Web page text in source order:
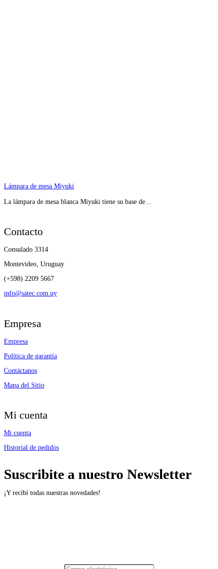
Lámpara de mesa Miyuki
La lámpara de mesa blanca Miyuki tiene su base de…
Contacto
Consulado 3314
Montevideo, Uruguay
(+598) 2209 5667
info@satec.com.uy
Empresa
Empresa
Política de garantía
Contáctanos
Mapa del Sitio
Mi cuenta
Mi cuenta
Historial de pedidos
Suscribite a nuestro Newsletter
¡Y recibí todas nuestras novedades!